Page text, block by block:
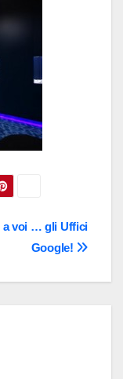
a voi … gli Uffici
Google!